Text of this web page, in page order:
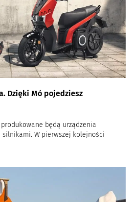
Dzięki Mó pojedziesz
będą urządzenia
W pierwszej kolejności